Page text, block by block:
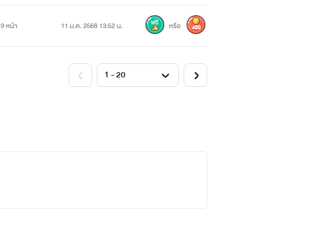
9 หน้า 11 ม.ค. 2568 13:52 น. หรือ 400